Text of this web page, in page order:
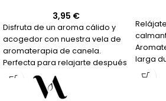
3,95 €
Disfruta de un aroma cálido y
acogedor con nuestra vela de
aromaterapia de canela.
Perfecta para relajarte después
de un día agotador.
larga